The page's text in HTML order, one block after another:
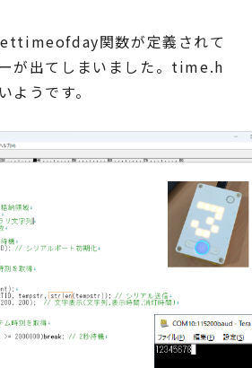
関数が定義されて
が出てしまいました。time.h
ようです。